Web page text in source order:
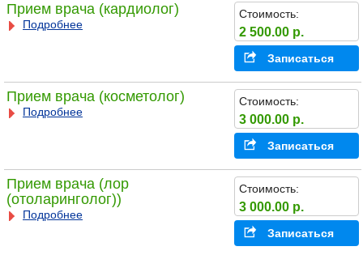
Прием врача (кардиолог)
Подробнее
Стоимость:
2 500.00 р.
Записаться
Прием врача (косметолог)
Подробнее
Стоимость:
3 000.00 р.
Записаться
Прием врача (лор
(отоларинголог))
Подробнее
Стоимость:
3 000.00 р.
Записаться